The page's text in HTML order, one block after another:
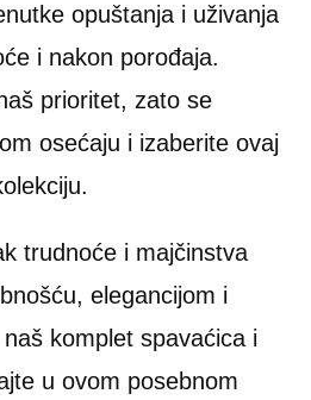
opuštanja i uživanja
i nakon porođaja.
prioritet, zato se
osećaju i izaberite ovaj
trudnoće i majčinstva
elegancijom i
komplet spavaćica i
u ovom posebnom